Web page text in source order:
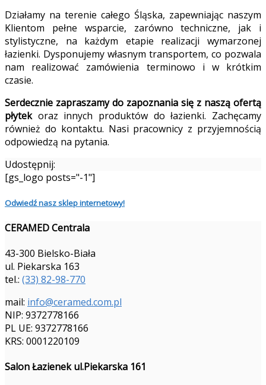
Działamy na terenie całego Śląska, zapewniając naszym
Klientom pełne wsparcie, zarówno techniczne, jak i
stylistyczne, na każdym etapie realizacji wymarzonej
łazienki. Dysponujemy własnym transportem, co pozwala
nam realizować zamówienia terminowo i w krótkim
czasie.
Serdecznie zapraszamy do zapoznania się z naszą ofertą
płytekoraz innych produktów do łazienki. Zachęcamy
również do kontaktu. Nasi pracownicy z przyjemnością
odpowiedzą na pytania.
Udostępnij:
[gs_logo posts="-1"]
Odwiedź nasz sklep internetowy!
CERAMED Centrala
43-300 Bielsko-Biała
ul. Piekarska 163
tel.: (33) 82-98-770
mail: info@ceramed.com.pl
NIP: 9372778166
PL UE: 9372778166
KRS: 0001220109
Salon Łazienek ul.Piekarska 161